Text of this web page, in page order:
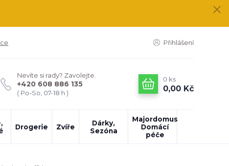
Přihlášení
Nevíte si rady? Zavolejte.
+420 608 886 135
( Po-So, 07-18 h )
0 ks
0,00 Kč
Drogerie Zvíře
Dárky,
Sezóna
Majordomus
Domácí
péče